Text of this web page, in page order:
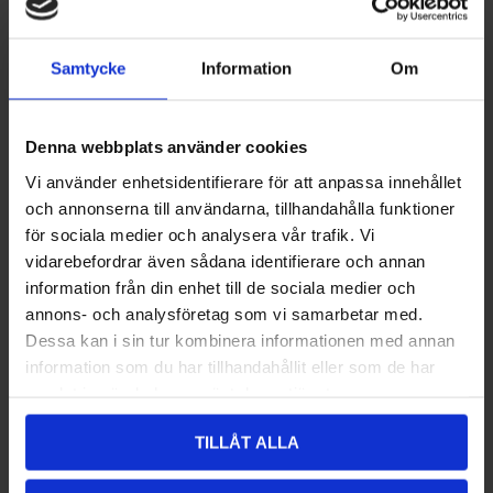
Samtycke Information Om
Denna webbplats använder cookies
Vi använder enhetsidentifierare för att anpassa innehållet
och annonserna till användarna, tillhandahålla funktioner
för sociala medier och analysera vår trafik. Vi
vidarebefordrar även sådana identifierare och annan
information från din enhet till de sociala medier och
annons- och analysföretag som vi samarbetar med.
Dessa kan i sin tur kombinera informationen med annan
information som du har tillhandahållit eller som de har
TILLÅT ALLA
14 0GR0-051011
STEEL WASHER
280,00 kr
LÄGG I VARUKORG
15 0GR0-051009-10000
NYLON WASHER
280,00 kr
LÄGG I VARUKORG
16 0GR0-051200-10011
PRIMARY TIGHT PULLEY ASSY